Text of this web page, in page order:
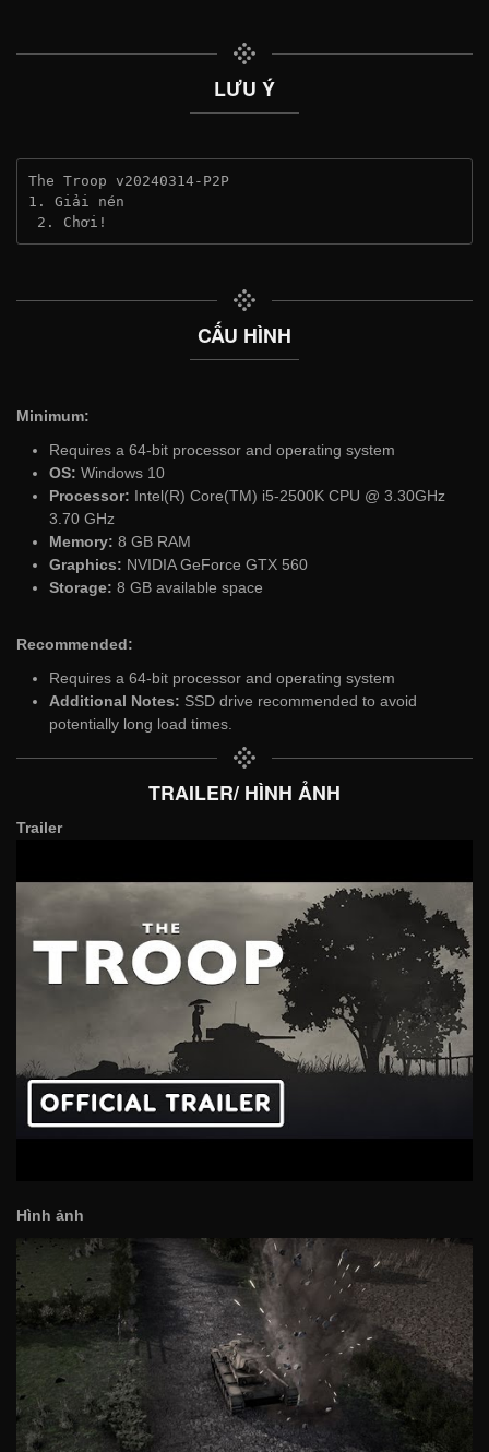
LƯU Ý
The Troop v20240314-P2P
1. Giải nén
2. Chơi!
CẤU HÌNH
Minimum:
Requires a 64-bit processor and operating system
OS: Windows 10
Processor: Intel(R) Core(TM) i5-2500K CPU @ 3.30GHz
3.70 GHz
Memory: 8 GB RAM
Graphics: NVIDIA GeForce GTX 560
Storage: 8 GB available space
Recommended:
Requires a 64-bit processor and operating system
Additional Notes: SSD drive recommended to avoid
potentially long load times.
TRAILER/ HÌNH ẢNH
Trailer
Hình ảnh